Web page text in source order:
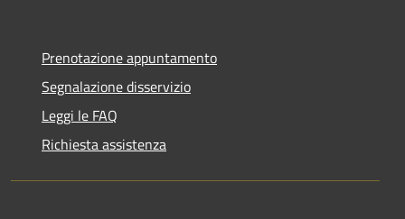
Prenotazione appuntamento
Segnalazione disservizio
Leggi le FAQ
Richiesta assistenza